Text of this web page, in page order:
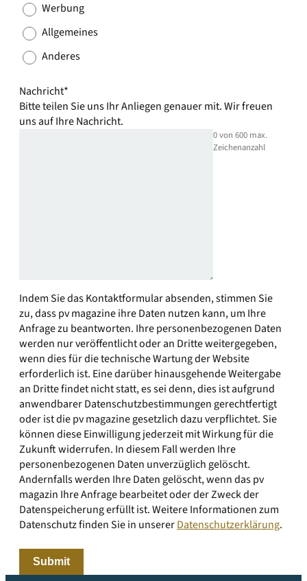
Werbung
Allgemeines
Anderes
Nachricht*
Bitte teilen Sie uns Ihr Anliegen genauer mit. Wir freuen
uns auf Ihre Nachricht.
0 von 600 max.
Zeichenanzahl
Indem Sie das Kontaktformular absenden, stimmen Sie
zu, dass pv magazine ihre Daten nutzen kann, um Ihre
Anfrage zu beantworten. Ihre personenbezogenen Daten
werden nur veröffentlicht oder an Dritte weitergegeben,
wenn dies für die technische Wartung der Website
erforderlich ist. Eine darüber hinausgehende Weitergabe
an Dritte findet nicht statt, es sei denn, dies ist aufgrund
anwendbarer Datenschutzbestimmungen gerechtfertigt
oder ist die pv magazine gesetzlich dazu verpflichtet. Sie
können diese Einwilligung jederzeit mit Wirkung für die
Zukunft widerrufen. In diesem Fall werden Ihre
personenbezogenen Daten unverzüglich gelöscht.
Andernfalls werden Ihre Daten gelöscht, wenn das pv
magazin Ihre Anfrage bearbeitet oder der Zweck der
Datenspeicherung erfüllt ist. Weitere Informationen zum
Datenschutz finden Sie in unsererDatenschutzerklärung.